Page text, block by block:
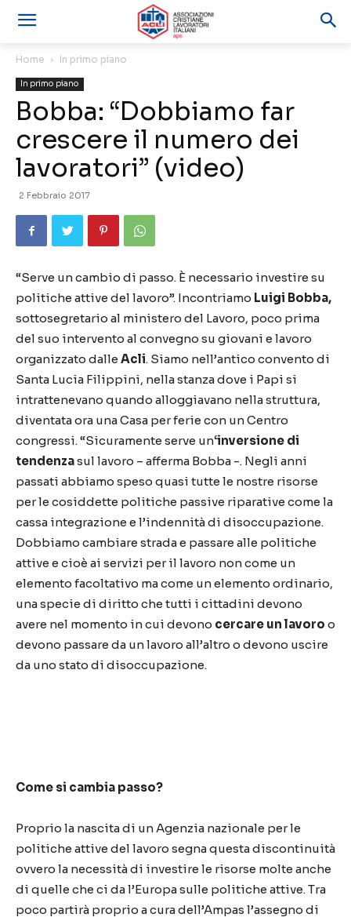
Home In primo piano
In primo piano
Bobba: “Dobbiamo far
crescere il numero dei
lavoratori” (video)
2 Febbraio 2017
“Serve un cambio di passo. È necessario investire su
politiche attive del lavoro”. Incontriamo Luigi Bobba,
sottosegretario al ministero del Lavoro, poco prima
del suo intervento al convegno su giovani e lavoro
organizzato dalle Acli. Siamo nell’antico convento di
Santa Lucia Filippini, nella stanza dove i Papi si
intrattenevano quando alloggiavano nella struttura,
diventata ora una Casa per ferie con un Centro
congressi. “Sicuramente serve un‘inversione di
tendenzasul lavoro – afferma Bobba -. Negli anni
passati abbiamo speso quasi tutte le nostre risorse
per le cosiddette politiche passive riparative come la
cassa integrazione e l’indennità di disoccupazione.
Dobbiamo cambiare strada e passare alle politiche
attive e cioè ai servizi per il lavoro non come un
elemento facoltativo ma come un elemento ordinario,
una specie di diritto che tutti i cittadini devono
avere nel momento in cui devono cercare un lavoro o
devono passare da un lavoro all’altro o devono uscire
da uno stato di disoccupazione.
Come si cambia passo?
Proprio la nascita di un Agenzia nazionale per le
politiche attive del lavoro segna questa discontinuità
ovvero la necessità di investire le risorse molte anche
di quelle che ci da l’Europa sulle politiche attive. Tra
poco partirà proprio a cura dell’Ampas l’assegno di